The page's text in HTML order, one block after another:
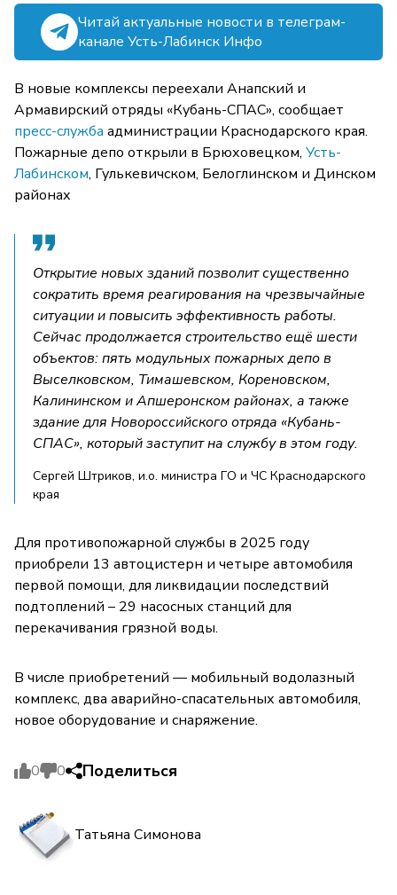
Читай актуальные новости в телеграм-
канале Усть-Лабинск Инфо
В новые комплексы переехали Анапский и
Армавирский отряды «Кубань-СПАС», сообщает
пресс-служба администрации Краснодарского края.
Пожарные депо открыли в Брюховецком, Усть-
Лабинском, Гулькевичском, Белоглинском и Динском
районах
Открытие новых зданий позволит существенно
сократить время реагирования на чрезвычайные
ситуации и повысить эффективность работы.
Сейчас продолжается строительство ещё шести
объектов: пять модульных пожарных депо в
Выселковском, Тимашевском, Кореновском,
Калининском и Апшеронском районах, а также
здание для Новороссийского отряда «Кубань-
СПАС», который заступит на службу в этом году.
Сергей Штриков, и.о. министра ГО и ЧС Краснодарского
края
Для противопожарной службы в 2025 году
приобрели 13 автоцистерн и четыре автомобиля
первой помощи, для ликвидации последствий
подтоплений – 29 насосных станций для
перекачивания грязной воды.
В числе приобретений — мобильный водолазный
комплекс, два аварийно-спасательных автомобиля,
новое оборудование и снаряжение.
0 0 Поделиться
Татьяна Симонова